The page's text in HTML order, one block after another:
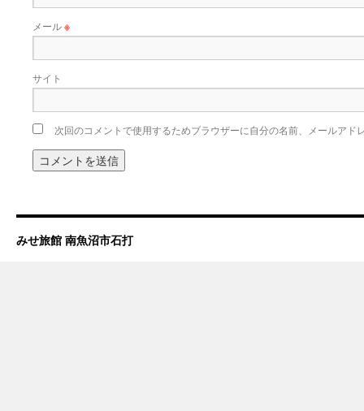
メール※
サイト
次回のコメントで使用するためブラウザーに自分の名前、メールアド
みせ旅館 南魚沼市石打